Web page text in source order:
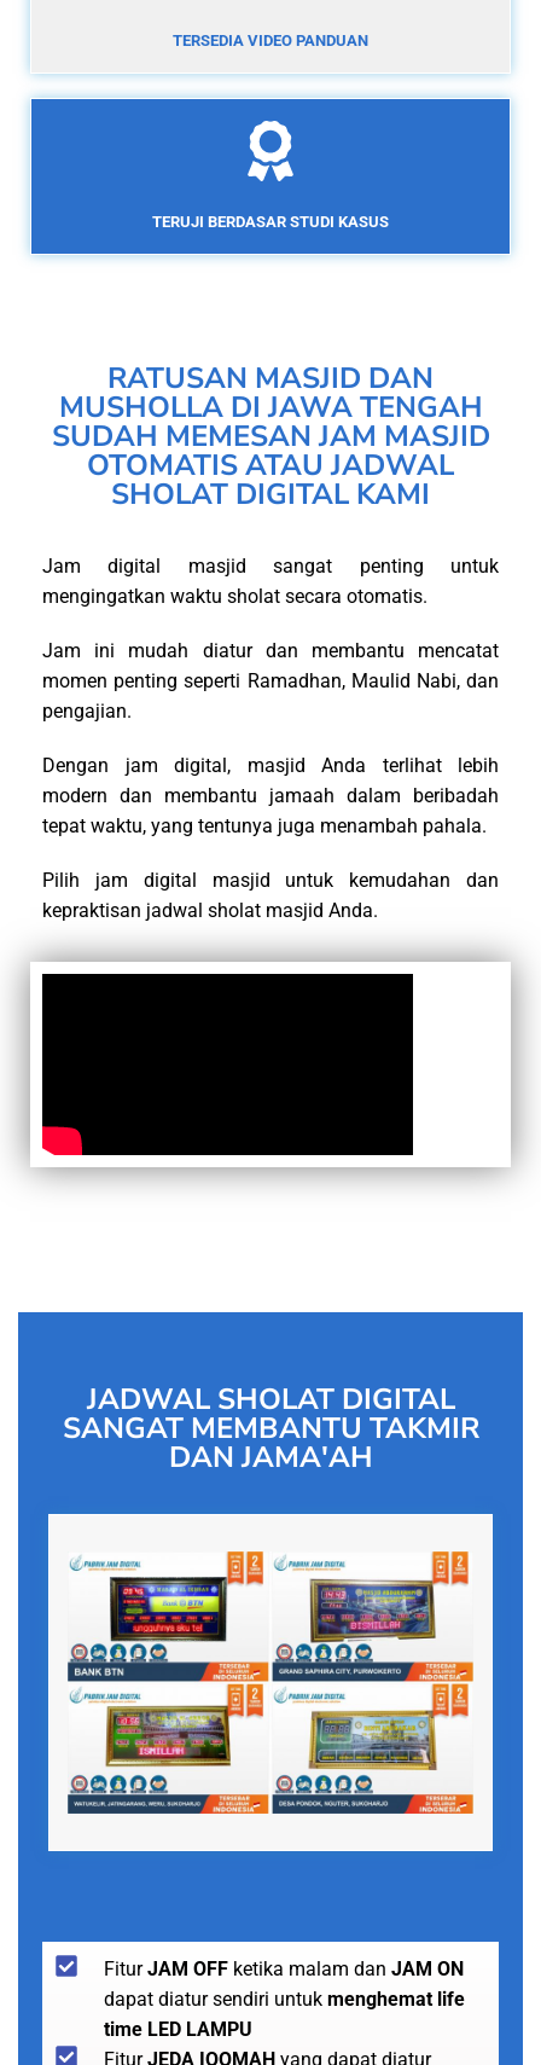
TERSEDIA VIDEO PANDUAN
TERUJI BERDASAR STUDI KASUS
RATUSAN MASJID DAN
MUSHOLLA DI JAWA TENGAH
SUDAH MEMESAN JAM MASJID
OTOMATIS ATAU JADWAL
SHOLAT DIGITAL KAMI
Jam digital masjid sangat penting untuk
mengingatkan waktu sholat secara otomatis.
Jam ini mudah diatur dan membantu mencatat
momen penting seperti Ramadhan, Maulid Nabi, dan
pengajian.
Dengan jam digital, masjid Anda terlihat lebih
modern dan membantu jamaah dalam beribadah
tepat waktu, yang tentunya juga menambah pahala.
Pilih jam digital masjid untuk kemudahan dan
kepraktisan jadwal sholat masjid Anda.
JADWAL SHOLAT DIGITAL
SANGAT MEMBANTU TAKMIR
DAN JAMA'AH
FiturJAM OFF ketika malam dan JAM ON
dapat diatur sendiri untuk menghemat life
time LED LAMPU
FiturJEDA IQOMAH yang dapat diatur